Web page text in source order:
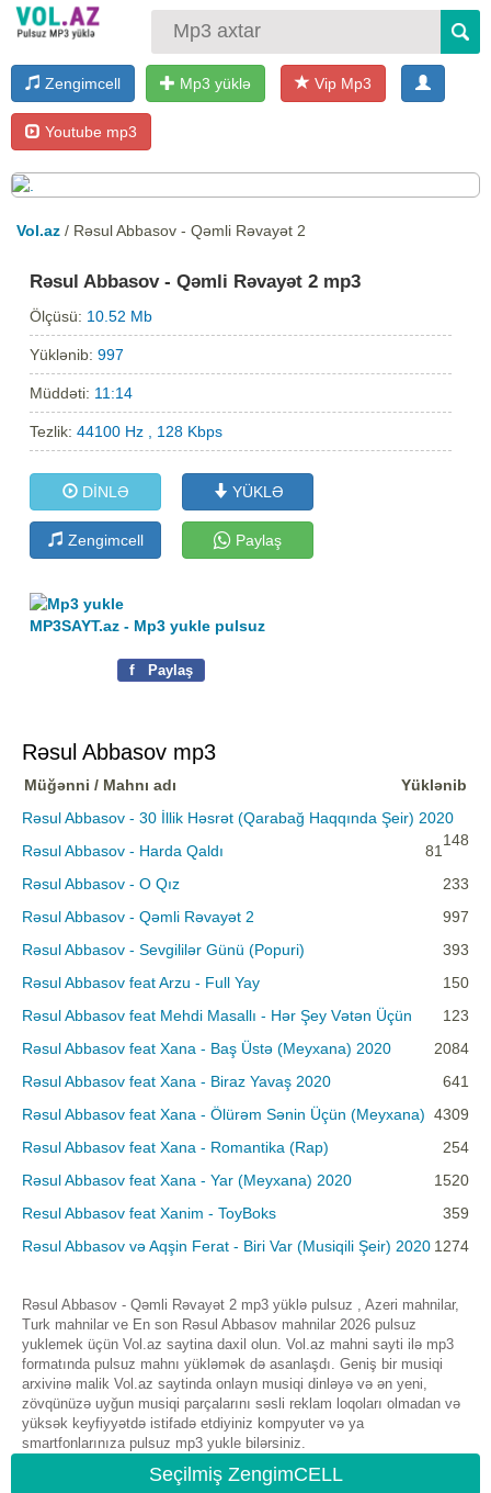
Zengimcell Mp3 yüklə Vip Mp3
Youtube mp3
Vol.az / Rəsul Abbasov - Qəmli Rəvayət 2
Rəsul Abbasov - Qəmli Rəvayət 2 mp3
Ölçüsü: 10.52 Mb
Yüklənib:997
Müddəti: 11:14
Tezlik:44100 Hz , 128 Kbps
DİNLƏ YÜKLƏ
Zengimcell Paylaş
MP3SAYT.az - Mp3 yukle pulsuz
f Paylaş
Rəsul Abbasov mp3
Müğənni / Mahnı adı
Yüklənib
Rəsul Abbasov - 30 İllik Həsrət (Qarabağ Haqqında Şeir) 2020
148
Rəsul Abbasov - Harda Qaldı
81
Rəsul Abbasov - O Qız
233
Rəsul Abbasov - Qəmli Rəvayət 2
997
Rəsul Abbasov - Sevgililər Günü (Popuri)
393
Rəsul Abbasov feat Arzu - Full Yay
150
Rəsul Abbasov feat Mehdi Masallı - Hər Şey Vətən Üçün
123
Rəsul Abbasov feat Xana - Baş Üstə (Meyxana) 2020
2084
Rəsul Abbasov feat Xana - Biraz Yavaş 2020
641
Rəsul Abbasov feat Xana - Ölürəm Sənin Üçün (Meyxana) 4309
Rəsul Abbasov feat Xana - Romantika (Rap)
254
Rəsul Abbasov feat Xana - Yar (Meyxana) 2020
1520
Resul Abbasov feat Xanim - ToyBoks
359
Rəsul Abbasov və Aqşin Ferat - Biri Var (Musiqili Şeir) 2020 1274
Rəsul Abbasov - Qəmli Rəvayət 2 mp3 yüklə pulsuz , Azeri mahnilar,
Turk mahnilar ve En son Rəsul Abbasov mahnilar 2026 pulsuz
yuklemek üçün Vol.az saytina daxil olun. Vol.az mahni sayti ilə mp3
formatında pulsuz mahnı yükləmək də asanlaşdı. Geniş bir musiqi
arxivinə malik Vol.az saytinda onlayn musiqi dinləyə və ən yeni,
zövqünüzə uyğun musiqi parçalarını səsli reklam loqoları olmadan və
yüksək keyfiyyətdə istifadə etdiyiniz kompyuter və ya
smartfonlarınıza pulsuz mp3 yukle bilərsiniz.
Seçilmiş ZengimCELL